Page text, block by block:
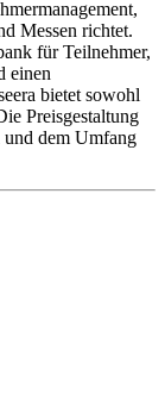
Messen richtet.
für Teilnehmer,
einen
bietet sowohl
Preisgestaltung
und dem Umfang